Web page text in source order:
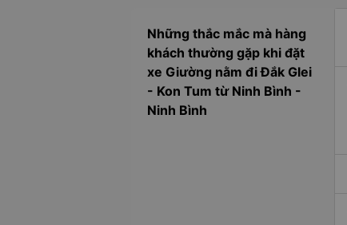
Những thắc mắc mà hàng
khách thường gặp khi đặt
xe Giường nằm đi Đắk Glei
- Kon Tum từ Ninh Bình -
Ninh Bình